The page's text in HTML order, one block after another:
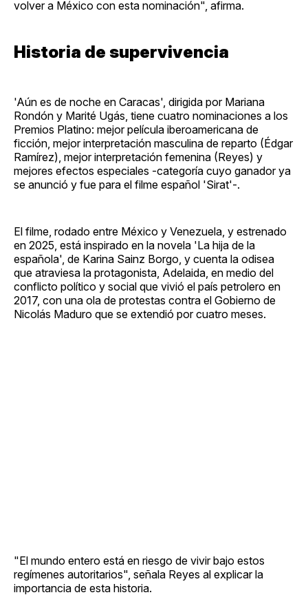
volver a México con esta nominación", afirma.
Historia de supervivencia
'Aún es de noche en Caracas', dirigida por Mariana
Rondón y Marité Ugás, tiene cuatro nominaciones a los
Premios Platino: mejor película iberoamericana de
ficción, mejor interpretación masculina de reparto (Édgar
Ramírez), mejor interpretación femenina (Reyes) y
mejores efectos especiales -categoría cuyo ganador ya
se anunció y fue para el filme español 'Sirat'-.
El filme, rodado entre México y Venezuela, y estrenado
en 2025, está inspirado en la novela 'La hija de la
española', de Karina Sainz Borgo, y cuenta la odisea
que atraviesa la protagonista, Adelaida, en medio del
conflicto político y social que vivió el país petrolero en
2017, con una ola de protestas contra el Gobierno de
Nicolás Maduro que se extendió por cuatro meses.
"El mundo entero está en riesgo de vivir bajo estos
regímenes autoritarios", señala Reyes al explicar la
importancia de esta historia.